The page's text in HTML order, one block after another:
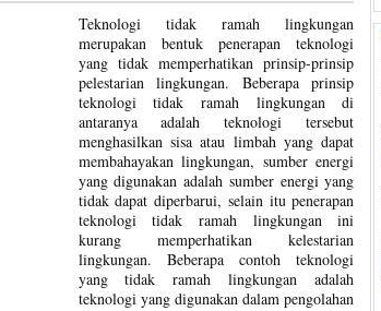
Teknologi tidak ramah lingkungan
merupakan bentuk penerapan teknologi
yang tidak memperhatikan prinsip-prinsip
pelestarian lingkungan. Beberapa prinsip
teknologi tidak ramah lingkungan di
antaranya adalah teknologi tersebut
menghasilkan sisa atau limbah yang dapat
membahayakan lingkungan, sumber energi
yang digunakan adalah sumber energi yang
tidak dapat diperbarui, selain itu penerapan
teknologi tidak ramah lingkungan ini
kurang memperhatikan kelestarian
lingkungan. Beberapa contoh teknologi
yang tidak ramah lingkungan adalah
teknologi yang digunakan dalam pengolahan